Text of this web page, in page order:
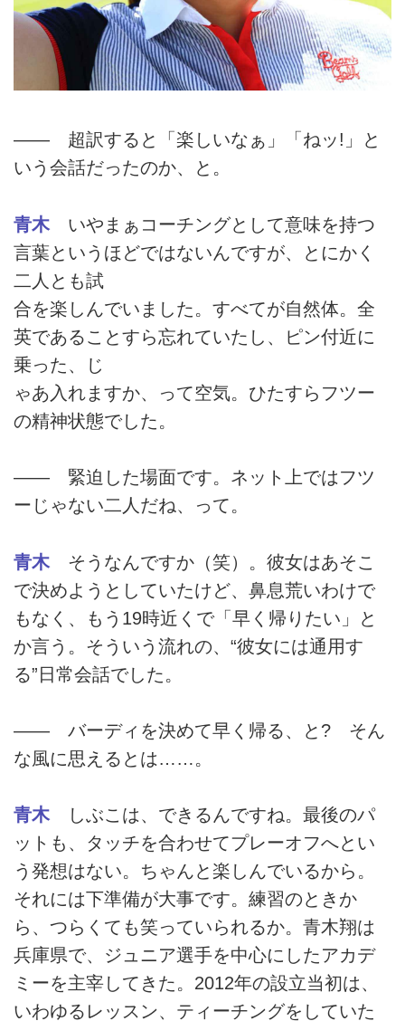
―― 超訳すると「楽しいなぁ」「ねッ!」と
いう会話だったのか、と。
青木 いやまぁコーチングとして意味を持つ
言葉というほどではないんですが、とにかく
二人とも試
合を楽しんでいました。すべてが自然体。全
英であることすら忘れていたし、ピン付近に
乗った、じ
ゃあ入れますか、って空気。ひたすらフツー
の精神状態でした。
―― 緊迫した場面です。ネット上ではフツ
ーじゃない二人だね、って。
青木 そうなんですか（笑）。彼女はあそこ
で決めようとしていたけど、鼻息荒いわけで
もなく、もう19時近くで「早く帰りたい」と
か言う。そういう流れの、“彼女には通用す
る”日常会話でした。
―― バーディを決めて早く帰る、と? そん
な風に思えるとは……。
青木 しぶこは、できるんですね。最後のパ
ットも、タッチを合わせてプレーオフへとい
う発想はない。ちゃんと楽しんでいるから。
それには下準備が大事です。練習のときか
ら、つらくても笑っていられるか。青木翔は
兵庫県で、ジュニア選手を中心にしたアカデ
ミーを主宰してきた。2012年の設立当初は、
いわゆるレッスン、ティーチングをしていた